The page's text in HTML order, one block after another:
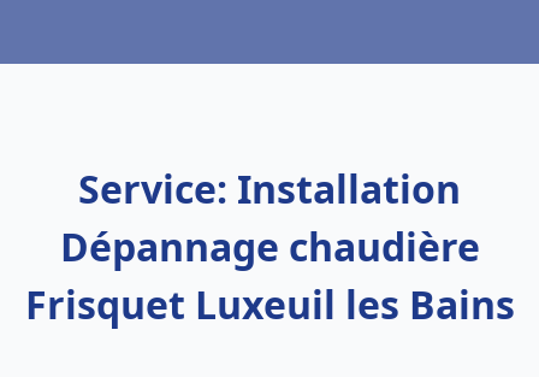
Service: Installation
Dépannage chaudière
Frisquet Luxeuil les Bains